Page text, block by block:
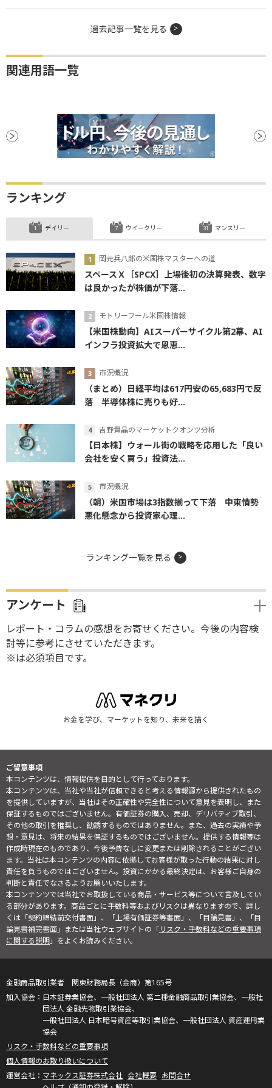
過去記事一覧を見る
関連用語一覧
ランキング
デイリー
岡元兵八郎の米国株マスターへの道
スペースＸ［SPCX］上場後初の決算発表、数字
は良かったが株価が下落...
モトリーフール米国株情報
【米国株動向】AIスーパーサイクル第2幕、AI
インフラ投資拡大で恩恵...
市況概況
（まとめ）日経平均は617円安の65,683円で反
落 半導体株に売りも好...
吉野貴晶のマーケットクオンツ分析
【日本株】ウォール街の戦略を応用した「良い
会社を安く買う」投資法...
市況概況
（朝）米国市場は3指数揃って下落 中東情勢
悪化懸念から投資家心理...
ウイークリー マンスリー
ランキング一覧を見る
アンケート
レポート・コラムの感想をお寄せください。今後の内容検
討等に参考にさせていただきます。
※は必須項目です。
お金を学び、マーケットを知り、未来を描く
ご留意事項
本コンテンツは、情報提供を目的として行っております。
本コンテンツは、当社や当社が信頼できると考える情報源から提供されたもの
を提供していますが、当社はその正確性や完全性について意見を表明し、また
保証するものではございません。有価証券の購入、売却、デリバティブ取引、
その他の取引を推奨し、勧誘するものではありません。また、過去の実績や予
想・意見は、将来の結果を保証するものではございません。提供する情報等は
作成時現在のものであり、今後予告なしに変更または削除されることがござい
ます。当社は本コンテンツの内容に依拠してお客様が取った行動の結果に対し
責任を負うものではございません。投資にかかる最終決定は、お客様ご自身の
判断と責任でなさるようお願いいたします。
本コンテンツでは当社でお取扱している商品・サービス等について言及してい
る部分があります。商品ごとに手数料等およびリスクは異なりますので、詳し
くは「契約締結前交付書面」、「上場有価証券等書面」、「目論見書」、「目
論見書補完書面」または当社ウェブサイトの「リスク・手数料などの重要事項
に関する説明」をよくお読みください。
金融商品取引業者 関東財務局長（金商）第165号
日本証券業協会、一般社団法人 第二種金融商品取引業協会、一般社
団法人 金融先物取引業協会、
一般社団法人 日本暗号資産等取引業協会、一般社団法人 資産運用業
協会
リスク・手数料などの重要事項
個人情報のお取り扱いについて
マネックス証券株式会社 会社概要 お問合せ